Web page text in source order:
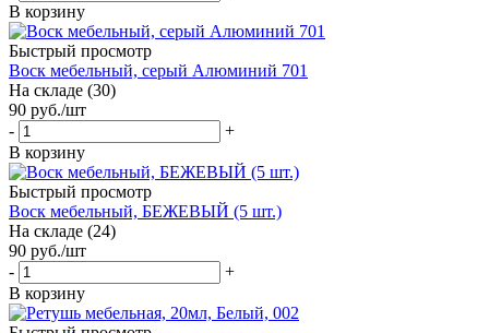
В корзину
Быстрый просмотр
Воск мебельный, серый Алюминий 701
На складе (30)
90 руб./шт
-
+
В корзину
Быстрый просмотр
Воск мебельный, БЕЖЕВЫЙ (5 шт.)
На складе (24)
90 руб./шт
-
+
В корзину